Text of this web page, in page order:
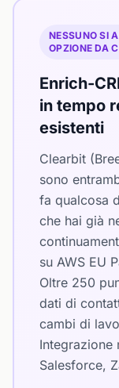
NESSUNO SI
OPZIONE DA
Enrich-
in tempo
esistenti
Clearbit
sono
fa qualcosa
che hai già
su AWS EU
Oltre 250
dati di
cambi di
Integrazione
Salesforce,